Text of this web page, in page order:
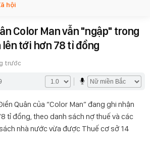
hội
Color Man vẫn "ngập" trong
tới hơn 78 tỉ đồng
trước
Quân của “Color Man” đang ghi nhận
tỉ đồng, theo danh sách nợ thuế và các
nhà nước vừa được Thuế cơ sở 14